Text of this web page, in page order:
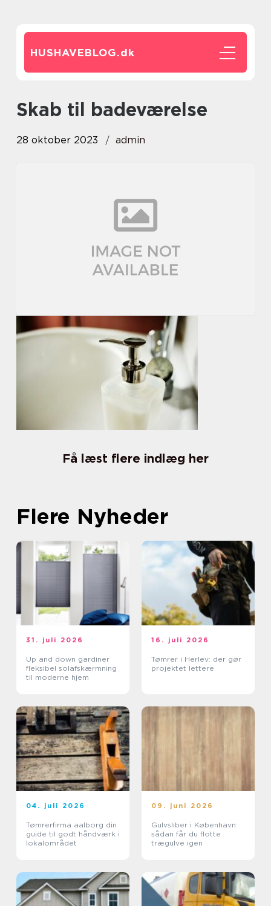
HUSHAVEBLOG.dk
skab til badeværelse
28 oktober 2023 admin
Få læst flere indlæg her
Flere Nyheder
31. juli 2026
Up and down gardiner
fleksibel solafskærmning
til moderne hjem
16. juli 2026
Tømrer i Herlev: der gør
projektet lettere
04. juli 2026
Tømrerfirma aalborg din
guide til godt håndværk i
lokalområdet
09. juni 2026
Gulvsliber i København:
sådan får du flotte
trægulve igen